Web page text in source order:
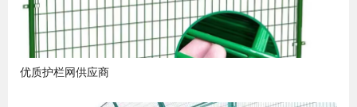
优质护栏网供应商